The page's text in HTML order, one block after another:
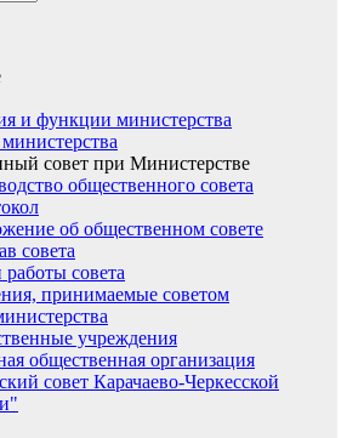
и функции министерства
совет при Министерстве
общественного совета
об общественном совете
совета
совета
принимаемые советом
учреждения
общественная организация
совет Карачаево-Черкесской